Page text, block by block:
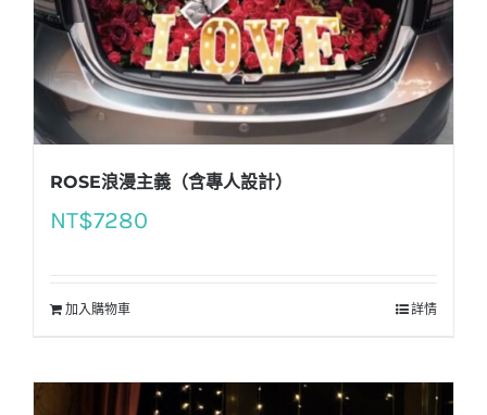
ROSE浪漫主義（含專人設計）
NT$7280
加入購物車 詳情